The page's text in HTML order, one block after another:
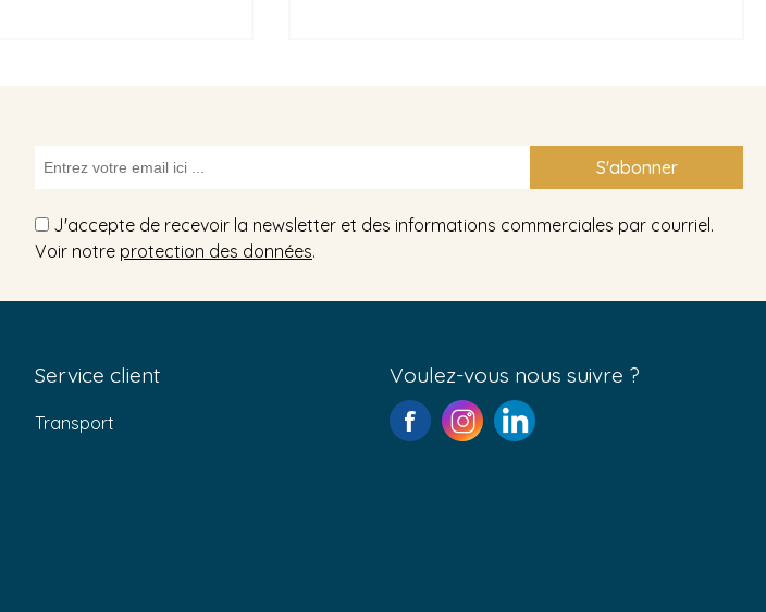
S'abonner
J'accepte de recevoir la newsletter et des informations commerciales par courriel.
Voir notre protection des données.
Service client
Transport
Voulez-vous nous suivre ?